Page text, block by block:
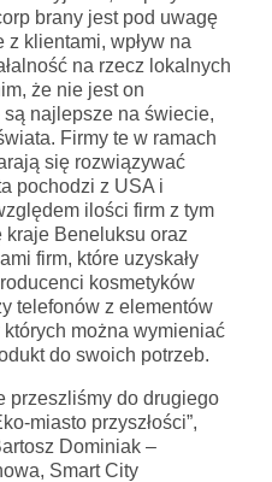
brany jest pod uwagę
z klientami, wpływ na
na rzecz lokalnych
że nie jest on
najlepsze na świecie,
Firmy te w ramach
się rozwiązywać
pochodzi z USA i
ilości firm z tym
Beneluksu oraz
firm, które uzyskały
kosmetyków
telefonów z elementów
których można wymieniać
do swoich potrzeb.
przeszliśmy do drugiego
miasto przyszłości”,
Dominiak –
Smart City